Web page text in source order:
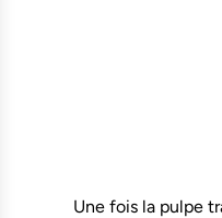
Une fois la pulpe